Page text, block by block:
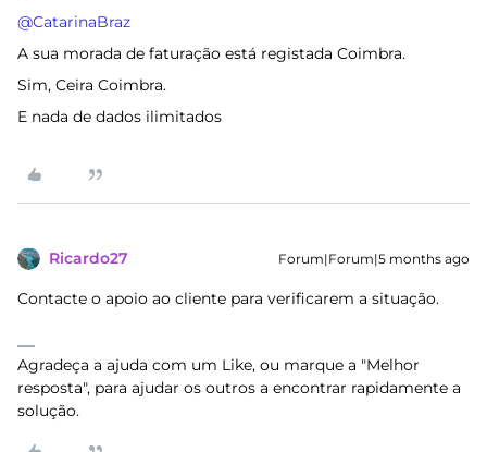
@CatarinaBraz
A sua morada de faturação está registada Coimbra.
Sim, Ceira Coimbra.
E nada de dados ilimitados
Ricardo27 Forum|Forum|5 months ago
Contacte o apoio ao cliente para verificarem a situação.
Agradeça a ajuda com um Like, ou marque a "Melhor
resposta", para ajudar os outros a encontrar rapidamente a
solução.